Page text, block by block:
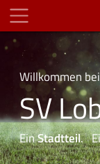
Willkommen
SV
EinStadtteil.